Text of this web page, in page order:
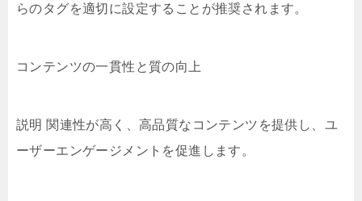
らのタグを適切に設定することが推奨されます。
コンテンツの一貫性と質の向上
説明 関連性が高く、高品質なコンテンツを提供し、ユ
ーザーエンゲージメントを促進します。